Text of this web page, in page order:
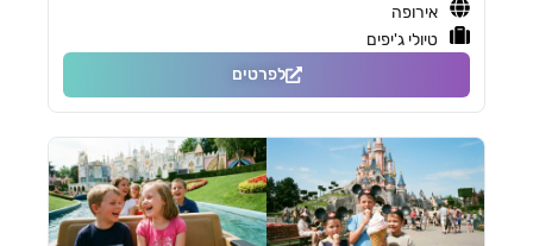
אירופה
טיולי ג'יפים
לפרטים